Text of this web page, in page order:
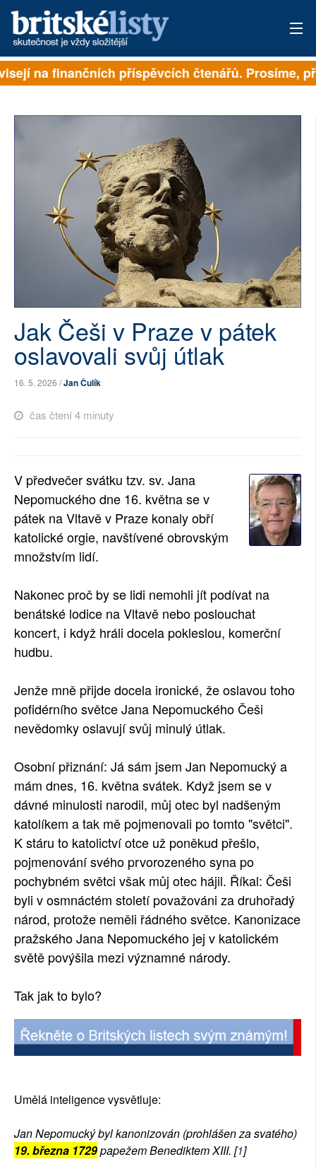
PŘIHLÁSIT
ROZHOVORY
TÉMATA
NEJČTENĚJŠÍ ZA 7 DNÍ
PŘÍSPĚVKY NA PROVOZ
SOCIÁLNÍ SÍTĚ
RUBRIKY
na finančních příspěvcích čtenářů. Prosíme,
Jak Češi v Praze v pátek
oslavovali svůj útlak
16. 5. 2026 /Jan Čulík
čas čtení 4 minuty
V předvečer svátku tzv. sv. Jana
Nepomuckého dne 16. května se v
pátek na Vltavě v Praze konaly obří
katolické orgie, navštívené obrovským
množstvím lidí.
Nakonec proč by se lidi nemohli jít podívat na
benátské lodice na Vltavě nebo poslouchat
koncert, i když hráli docela pokleslou, komerční
hudbu.
Jenže mně přijde docela ironické, že oslavou toho
pofidérního světce Jana Nepomuckého Češi
nevědomky oslavují svůj minulý útlak.
Osobní přiznání: Já sám jsem Jan Nepomucký a
mám dnes, 16. května svátek. Když jsem se v
dávné minulosti narodil, můj otec byl nadšeným
katolíkem a tak mě pojmenovali po tomto "světci".
K stáru to katolictví otce už poněkud přešlo,
pojmenování svého prvorozeného syna po
pochybném světci však můj otec hájil. Říkal: Češi
byli v osmnáctém století považováni za druhořadý
národ, protože neměli řádného světce. Kanonizace
pražského Jana Nepomuckého jej v katolickém
světě povýšila mezi významné národy.
Tak jak to bylo?
Umělá inteligence vysvětluje:
Jan Nepomucký byl kanonizován (prohlášen za svatého)
19. března 1729papežem Benediktem XIII. [1]